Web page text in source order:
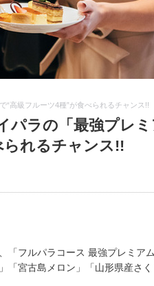
“高級フルーツ4種”が食べられるチャンス!!
パラの「最強プレ
られるチャンス!!
「フルパラコース 最強プレミア
「宮古島メロン」「山形県産さ